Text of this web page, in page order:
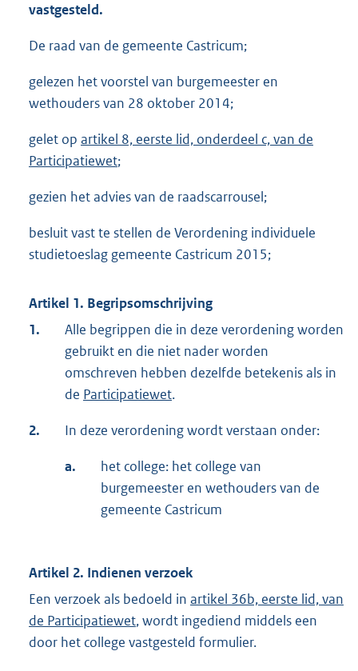
vastgesteld.
De raad van de gemeente Castricum;
gelezen het voorstel van burgemeester en
wethouders van 28 oktober 2014;
gelet op artikel 8, eerste lid, onderdeel c, van de
Participatiewet;
gezien het advies van de raadscarrousel;
besluit vast te stellen de Verordening individuele
studietoeslag gemeente Castricum 2015;
Artikel 1. Begripsomschrijving
1.
Alle begrippen die in deze verordening worden
gebruikt en die niet nader worden
omschreven hebben dezelfde betekenis als in
de Participatiewet.
2. In deze verordening wordt verstaan onder:
a.
het college: het college van
burgemeester en wethouders van de
gemeente Castricum
Artikel 2. Indienen verzoek
Een verzoek als bedoeld in artikel 36b, eerste lid, van
de Participatiewet, wordt ingediend middels een
door het college vastgesteld formulier.